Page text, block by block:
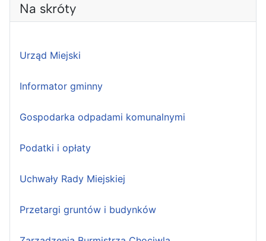
Na skróty
Urząd Miejski
Informator gminny
Gospodarka odpadami komunalnymi
Podatki i opłaty
Uchwały Rady Miejskiej
Przetargi gruntów i budynków